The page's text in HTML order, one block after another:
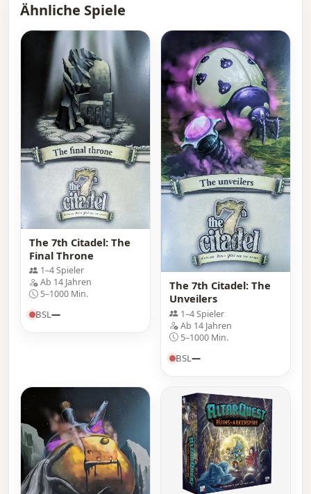
Ähnliche Spiele
The 7th Citadel: The
Final Throne
1–4 Spieler
Ab 14 Jahren
5–1000 Min.
BSL—
The 7th Citadel: The
Unveilers
1–4 Spieler
Ab 14 Jahren
5–1000 Min.
BSL—